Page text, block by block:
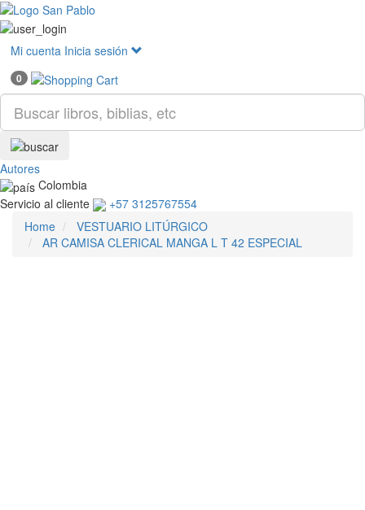
Mi cuenta Inicia sesión
0
Autores
Colombia
Servicio al cliente
+57 3125767554
Home
VESTUARIO LITÚRGICO
AR CAMISA CLERICAL MANGA L T 42 ESPECIAL